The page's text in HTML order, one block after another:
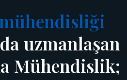
uzmanlaşan
Mühendislik;